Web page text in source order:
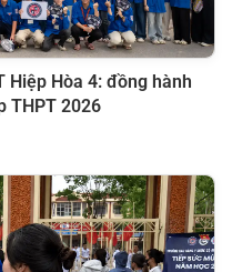
Hiệp Hòa 4: đồng hành
THPT 2026